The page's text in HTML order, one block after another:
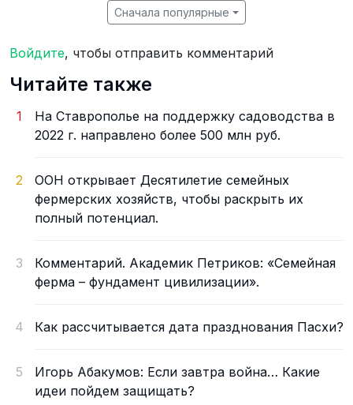
Сначала популярные
Войдите, чтобы отправить комментарий
Читайте также
1
На Ставрополье на поддержку садоводства в
2022 г. направлено более 500 млн руб.
2
ООН открывает Десятилетие семейных
фермерских хозяйств, чтобы раскрыть их
полный потенциал.
3
Комментарий. Академик Петриков: «Семейная
ферма – фундамент цивилизации».
4 Как рассчитывается дата празднования Пасхи?
5
Игорь Абакумов: Если завтра война… Какие
идеи пойдем защищать?